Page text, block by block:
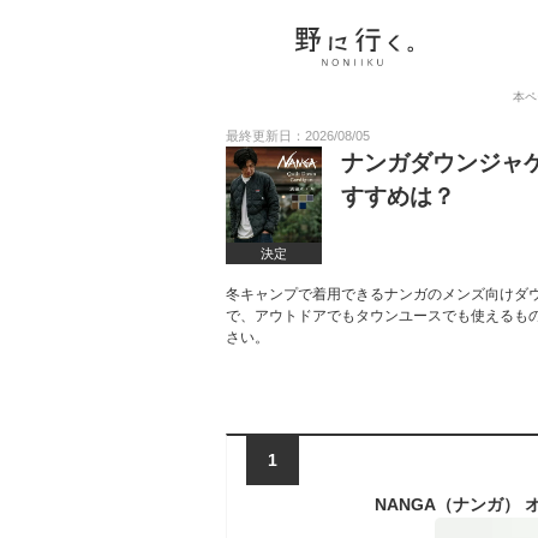
本
最終更新日：2026/08/05
決定
ナンガダウンジャ
すすめは？
冬キャンプで着用できるナンガのメンズ向け
で、アウトドアでもタウンユースでも使える
さい。
1